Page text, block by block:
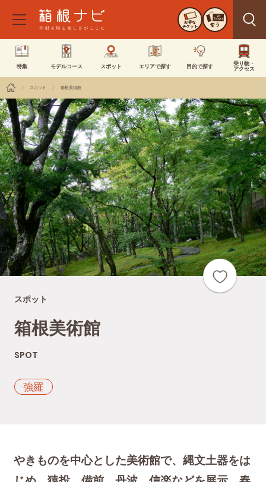
お得な
チケット 使う
特集 モデルコース スポット エリアで探す 目的で探す
乗り物・
アクセス
スポット 箱根美術館
スポット
箱根美術館
SPOT
強羅
やきものを中心とした美術館で、縄文土器をは